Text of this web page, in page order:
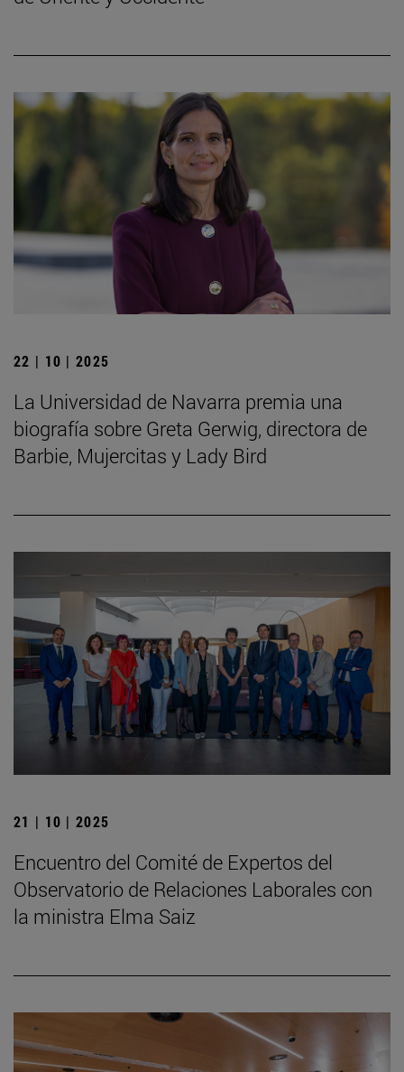
22 | 10 | 2025
La Universidad de Navarra premia una
biografía sobre Greta Gerwig, directora de
Barbie, Mujercitas y Lady Bird
21 | 10 | 2025
Encuentro del Comité de Expertos del
Observatorio de Relaciones Laborales con
la ministra Elma Saiz